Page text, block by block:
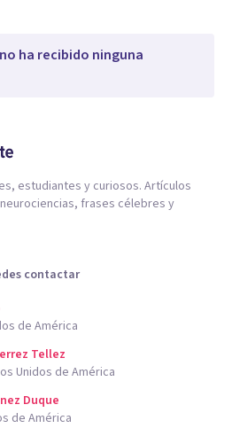
ha recibido ninguna
estudiantes y curiosos. Artículos
frases célebres y
contactar
de América
Tellez
Unidos de América
Duque
de América